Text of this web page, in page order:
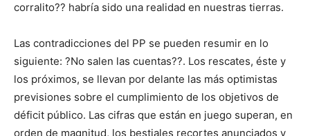
corralito?? habría sido una realidad en nuestras tierras.
Las contradicciones del PP se pueden resumir en lo
siguiente: ?No salen las cuentas??. Los rescates, éste y
los próximos, se llevan por delante las más optimistas
previsiones sobre el cumplimiento de los objetivos de
déficit público. Las cifras que están en juego superan, en
orden de magnitud, los bestiales recortes anunciados y